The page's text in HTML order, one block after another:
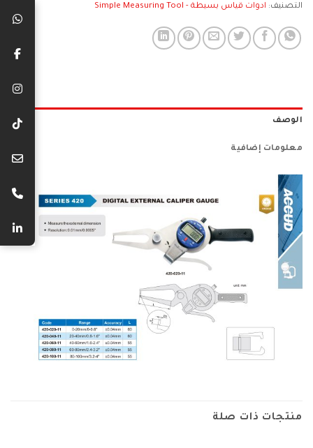
التصنيف: ادوات قياس بسيطة - Simple Measuring Tool
الوصف
معلومات إضافية
منتجات ذات صلة